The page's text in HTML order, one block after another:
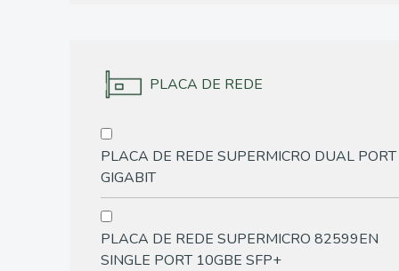
PLACA DE REDE
PLACA DE REDE SUPERMICRO DUAL PORT
GIGABIT
PLACA DE REDE SUPERMICRO 82599EN
SINGLE PORT 10GBE SFP+